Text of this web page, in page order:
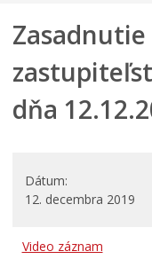
MESTSKÉ
Poslanci
Oznámenia
Komisie
Mestská polícia
dňa
Dátum
12. decembra 2019
Video záznam